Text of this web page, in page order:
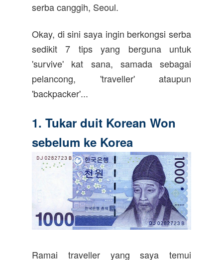
serba canggih, Seoul.
Okay, di sini saya ingin berkongsi serba
sedikit 7 tips yang berguna untuk
'survive' kat sana, samada sebagai
pelancong, 'traveller' ataupun
'backpacker'...
1. Tukar duit Korean Won
sebelum ke Korea
Ramai traveller yang saya temui